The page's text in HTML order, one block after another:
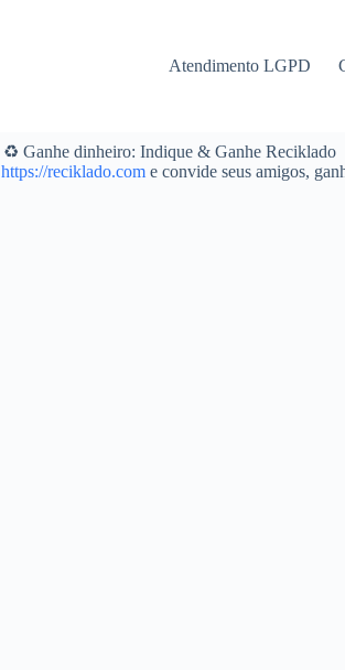
Atendimento LGPD
♻️ Ganhe dinheiro: Indique & Ganhe Reciklado
https://reciklado.come convide seus amigos,